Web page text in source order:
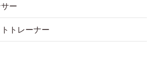
ー
トレーナー